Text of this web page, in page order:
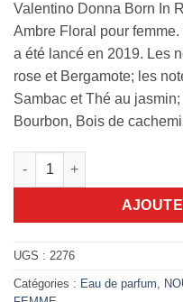
Valentino Donna Born In
Ambre Floral pour
a été lancé en 2019. Les
rose et Bergamote; les
Sambac et Thé au
Bourbon, Bois de
quantité de Valentino
UGS : 2276
Catégories : Eau de parfum